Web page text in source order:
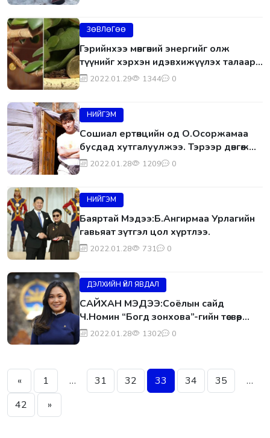
ЗӨВЛӨГӨӨ
Гэрийнхээ мөнгөний энергийг олж
түүнийг хэрхэн идэвхижүүлэх талаар
“Фэнг-шуй”-д ингэж зөвлөсөн байна.
2022.01.29 1344 0
НИЙГЭМ
Сошиал ертөнцийн од О.Осоржамаа
бусдад хутгалуулжээ. Тэрээр дөнгөж
сая эрүү рүүгээ…
2022.01.28 1209 0
НИЙГЭМ
Баяртай Мэдээ:Б.Ангирмаа Урлагийн
гавьяат зүтгэл цол хүртлээ.
2022.01.28 731 0
ДЭЛХИЙН ҮЙЛ ЯВДАЛ
САЙХАН МЭДЭЭ:Соёлын сайд
Ч.Номин “Богд зонхова”-гийн төсвөөр
тэтгэвэр нэмэхээр болжээ.
2022.01.28 1302 0
« 1 … 31 32 33 34 35
…
42
»